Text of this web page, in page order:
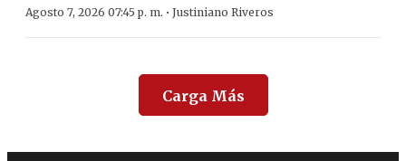
Agosto 7, 2026 07:45 p. m. · Justiniano Riveros
Carga Más